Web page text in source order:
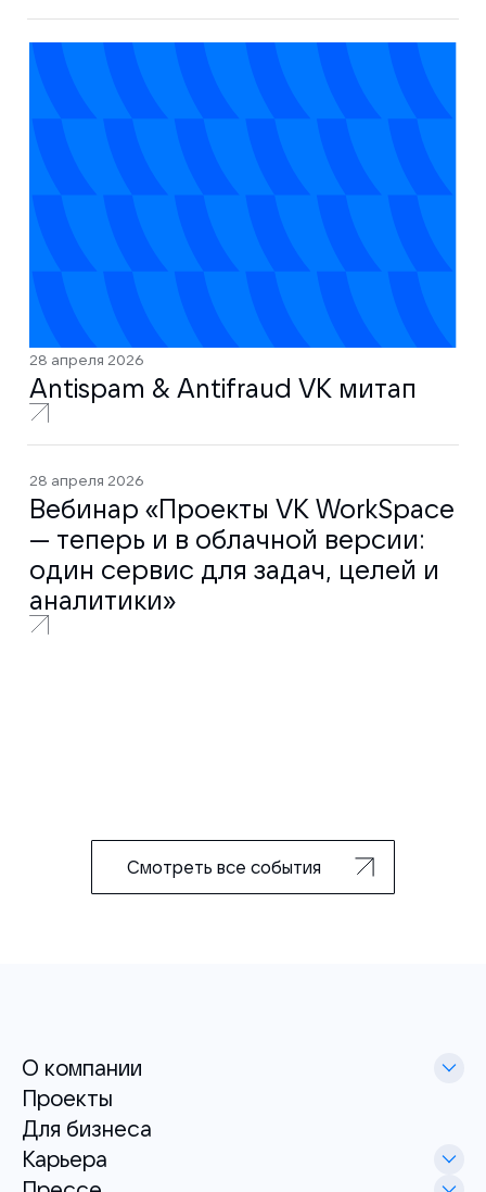
28 апреля 2026
Antispam & Antifraud VK митап
28 апреля 2026
Вебинар «Проекты VK WorkSpace
— теперь и в облачной версии:
один сервис для задач, целей и
аналитики»
Смотреть все события
О компании
Проекты
Для бизнеса
Карьера